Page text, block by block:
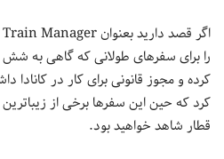
را برای سفرهای طولانی که گاهی به
کرده و مجوز قانونی برای کار در کانادا
کرد که حین این سفرها برخی از زیباترین
قطار شاهد خواهید بود.